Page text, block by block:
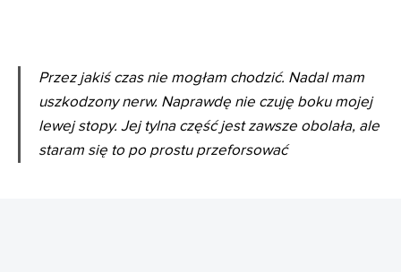
Przez jakiś czas nie mogłam chodzić. Nadal mam
uszkodzony nerw. Naprawdę nie czuję boku mojej
lewej stopy. Jej tylna część jest zawsze obolała, ale
staram się to po prostu przeforsować